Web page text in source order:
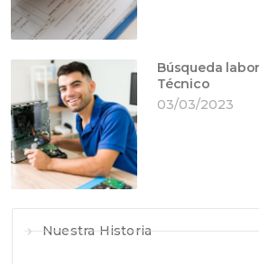
Búsqueda
Técnico
03/03/2023
Nuestra Historia